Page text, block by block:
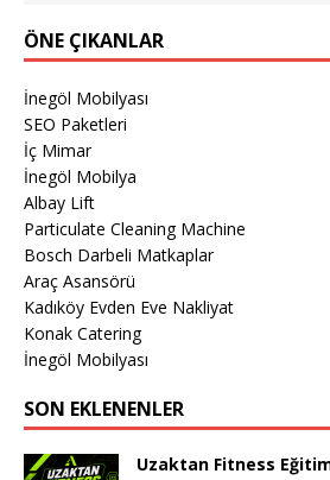
ÖNE ÇIKANLAR
İnegöl Mobilyası
SEO Paketleri
İç Mimar
İnegöl Mobilya
Albay Lift
Particulate Cleaning Machine
Bosch Darbeli Matkaplar
Araç Asansörü
Kadıköy Evden Eve Nakliyat
Konak Catering
İnegöl Mobilyası
SON EKLENENLER
Uzaktan Fitness